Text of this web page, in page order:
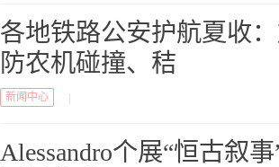
各地铁路公安护航夏收
防农机碰撞、秸
新闻中心
Alessandro个展“恒古叙